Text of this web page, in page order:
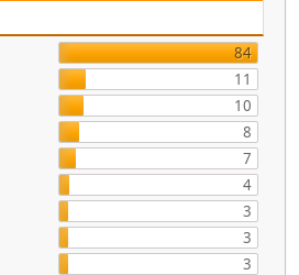
84
11
10
8
7
4
3
3
3